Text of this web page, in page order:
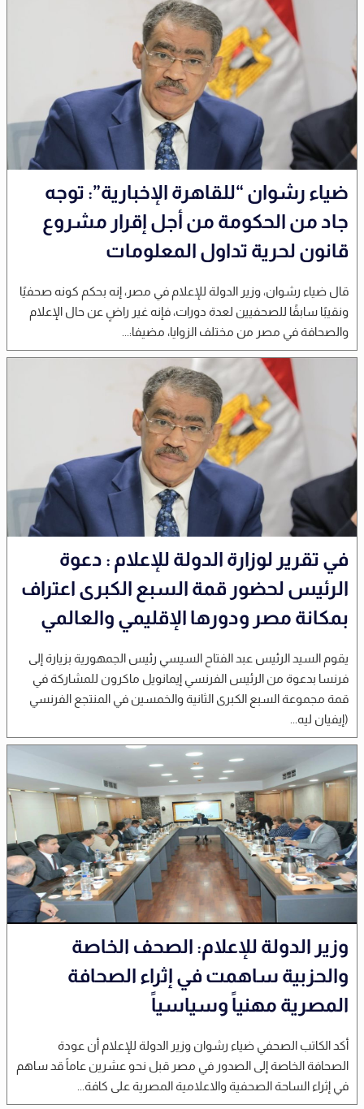
ضياء رشوان “للقاهرة الإخبارية”: توجه
جاد من الحكومة من أجل إقرار مشروع
قانون لحرية تداول المعلومات
قال ضياء رشوان، وزير الدولة للإعلام في مصر، إنه بحكم كونه صحفيًا
ونقيبًا سابقًا للصحفيين لعدة دورات، فإنه غير راضٍ عن حال الإعلام
والصحافة في مصر من مختلف الزوايا، مضيفا:...
في تقرير لوزارة الدولة للإعلام : دعوة
الرئيس لحضور قمة السبع الكبرى اعتراف
بمكانة مصر ودورها الإقليمي والعالمي
يقوم السيد الرئيس عبد الفتاح السيسي رئيس الجمهورية بزيارة إلى
فرنسا بدعوة من الرئيس الفرنسي إيمانويل ماكرون للمشاركة في
قمة مجموعة السبع الكبرى الثانية والخمسين في المنتجع الفرنسي
(إيفيان ليه...
وزير الدولة للإعلام: الصحف الخاصة
والحزبية ساهمت في إثراء الصحافة
المصرية مهنياً وسياسياً
أكد الكاتب الصحفي ضياء رشوان وزير الدولة للإعلام أن عودة
الصحافة الخاصة إلى الصدور في مصر قبل نحو عشرين عاماً قد ساهم
في إثراء الساحة الصحفية والاعلامية المصرية على كافة...